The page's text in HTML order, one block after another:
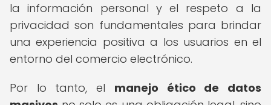
la información personal y el respeto a la
privacidad son fundamentales para brindar
una experiencia positiva a los usuarios en el
entorno del comercio electrónico.
Por lo tanto, el manejo ético de datos